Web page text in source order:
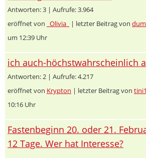
Antworten: 3 | Aufrufe: 3.964
eröffnet von _Olivia_ | letzter Beitrag von
um 12:39 Uhr
ich auch-höchstwahrscheinlich
Antworten: 2 | Aufrufe: 4.217
eröffnet von Krypton | letzter Beitrag von
10:16 Uhr
Fastenbeginn 20. oder 21.
12 Tage. Wer hat Interesse?